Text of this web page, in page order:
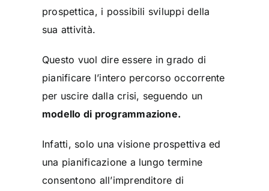
prospettica, i possibili sviluppi della
sua attività.
Questo vuol dire essere in grado di
pianificare l’intero percorso occorrente
per uscire dalla crisi, seguendo un
modello di programmazione.
Infatti, solo una visione prospettiva ed
una pianificazione a lungo termine
consentono all’imprenditore di